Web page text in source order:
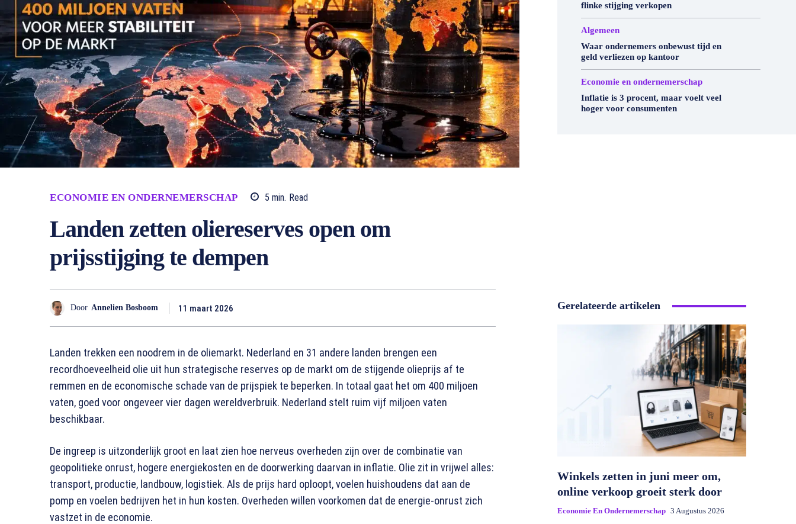
ECONOMIE EN ONDERNEMERSCHAP 5 min. Read
Landen zetten oliereserves open om
prijsstijging te dempen
Door Annelien Bosboom 11 maart 2026
Landen trekken een noodrem in de oliemarkt. Nederland en 31 andere landen brengen een
recordhoeveelheid olie uit hun strategische reserves op de markt om de stijgende olieprijs af te
remmen en de economische schade van de prijspiek te beperken. In totaal gaat het om 400 miljoen
vaten, goed voor ongeveer vier dagen wereldverbruik. Nederland stelt ruim vijf miljoen vaten
beschikbaar.
De ingreep is uitzonderlijk groot en laat zien hoe nerveus overheden zijn over de combinatie van
geopolitieke onrust, hogere energiekosten en de doorwerking daarvan in inflatie. Olie zit in vrijwel alles:
transport, productie, landbouw, logistiek. Als de prijs hard oploopt, voelen huishoudens dat aan de
pomp en voelen bedrijven het in hun kosten. Overheden willen voorkomen dat de energie-onrust zich
vastzet in de economie.
flinke stijging verkopen
Algemeen
Waar ondernemers onbewust tijd en
geld verliezen op kantoor
Economie en ondernemerschap
Inflatie is 3 procent, maar voelt veel
hoger voor consumenten
Gerelateerde artikelen
Winkels zetten in juni meer om,
online verkoop groeit sterk door
Economie En Ondernemerschap 3 Augustus 2026